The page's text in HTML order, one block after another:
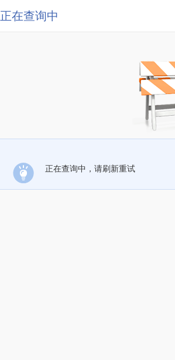
正在查询中
正在查询中，请刷新重试